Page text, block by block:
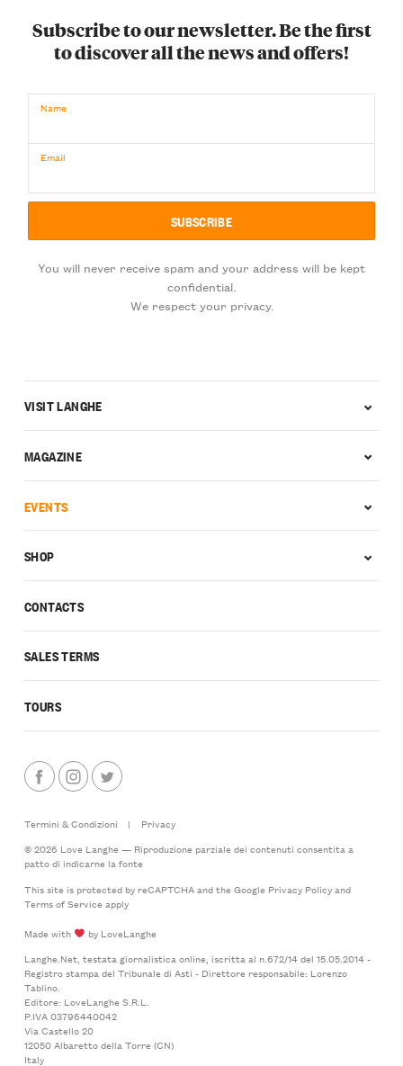
Subscribe to our newsletter. Be the first
to discover all the news and offers!
Name
Email
You will never receive spam and your address will be kept
confidential.
We respect your privacy.
CONTACTS
SALES TERMS
TOURS
VISIT LANGHE
MAGAZINE
EVENTS
SHOP
Termini & Condizioni |
Privacy
© 2026 Love Langhe — Riproduzione parziale dei contenuti consentita a
patto di indicarne la fonte
This site is protected by reCAPTCHA and the Google Privacy Policyand
Terms of Serviceapply
Made with
by LoveLanghe
Langhe.Net, testata giornalistica online, iscritta al n.672/14 del 15.05.2014 -
Registro stampa del Tribunale di Asti - Direttore responsabile: Lorenzo
Tablino.
Editore: LoveLanghe S.R.L.
P.IVA 03796440042
Via Castello 20
12050 Albaretto della Torre (CN)
Italy